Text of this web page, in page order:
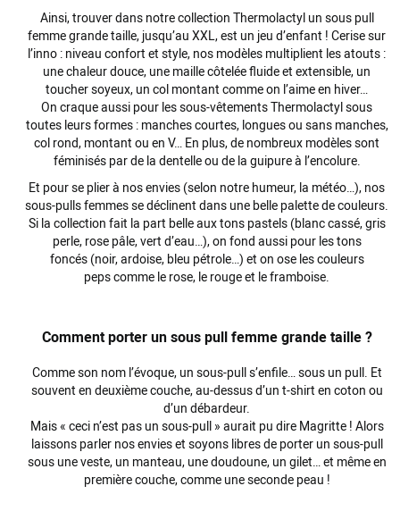
Ainsi, trouver dans notre collection Thermolactyl un sous pull
femme grande taille, jusqu’au XXL, est un jeu d’enfant ! Cerise sur
l’inno : niveau confort et style, nos modèles multiplient les atouts :
une chaleur douce, une maillecôtelée fluide et extensible, un
toucher soyeux, un col montant comme on l’aime en hiver…
On craque aussi pour les sous-vêtements Thermolactyl sous
toutes leurs formes : manches courtes, longues ou sans manches,
col rond, montant ou en V… En plus, de nombreux modèles sont
féminisés par de la dentelle ou de la guipure à l’encolure.
Et pour se plier à nos envies (selon notre humeur, la météo…), nos
sous-pullsfemmesse déclinent dans une belle palette de couleurs.
Si la collection fait la part belle aux tons pastels (blanc cassé, gris
perle, rose pâle, vert d’eau…), on fond aussi pour les tons
foncés (noir, ardoise, bleu pétrole…) et on ose les couleurs
peps comme le rose, le rouge et le framboise.
Comment porter un sous pull femme grande taille ?
Comme son nom l’évoque, un sous-pulls’enfile… sous un pull. Et
souvent en deuxième couche, au-dessus d’un t-shirt en coton ou
d’un débardeur.
Mais « ceci n’est pas un sous-pull » aurait pu dire Magritte ! Alors
laissons parler nos envies et soyons libres de porter un sous-pull
sous une veste, un manteau, une doudoune, un gilet… et même en
première couche, comme une seconde peau !